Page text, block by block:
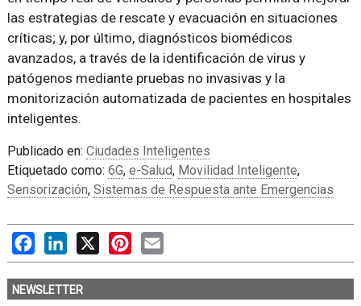
las estrategias de rescate y evacuación en situaciones
críticas; y, por último, diagnósticos biomédicos
avanzados, a través de la identificación de virus y
patógenos mediante pruebas no invasivas y la
monitorización automatizada de pacientes en hospitales
inteligentes.
Publicado en: Ciudades Inteligentes
Etiquetado como: 6G, e-Salud, Movilidad Inteligente,
Sensorización, Sistemas de Respuesta ante Emergencias
FacebookLinkedIn
X PinterestEmail
NEWSLETTER